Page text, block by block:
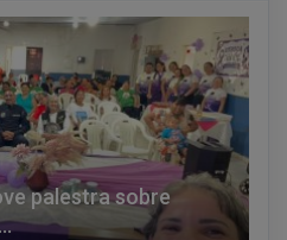
palestra sobre